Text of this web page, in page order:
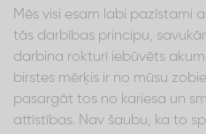
Mēs visi esam labi pazīstami
tās darbības principu,
darbina rokturī iebūvēts
birstes mērķis ir no mūsu
pasargāt tos no kariesa un
attīstības. Nav šaubu, ka to